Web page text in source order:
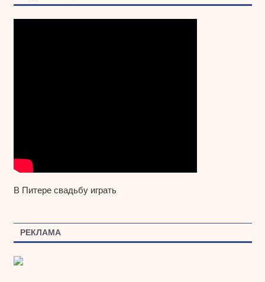
В Питере свадьбу играть
РЕКЛАМА